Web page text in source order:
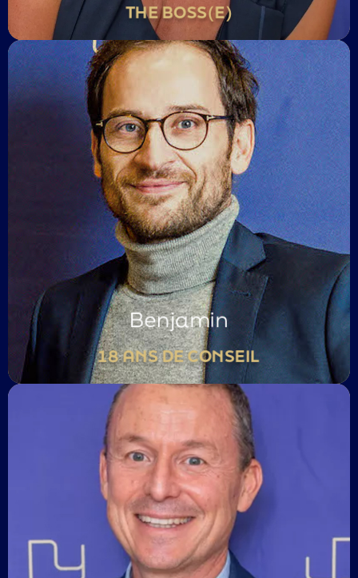
THE BOSS(E)
Benjamin
18 ANS DE CONSEIL
Trilingue
Boxeur des idées pré-concues
Ingénieur des pédagogies les plus retords
Passionné d’IA
Région IDF / Paris
Triathlète et philosophe
Créateur de possibles
Formateur de Jedi